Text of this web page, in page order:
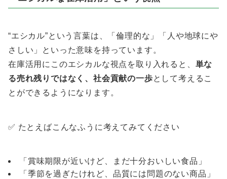
“エシカル”という言葉は、「倫理的な」「人や地球にや
さしい」といった意味を持っています。
在庫活用にこのエシカルな視点を取り入れると、 単な
る売れ残りではなく、社会貢献の一歩として考えるこ
とができるようになります。
✅ たとえばこんなふうに考えてみてください
「賞味期限が近いけど、まだ十分おいしい食品」
「季節を過ぎたけれど、品質には問題のない商品」